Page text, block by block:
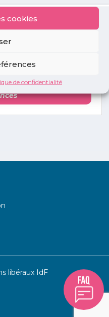
cookies
de confidentialité
libéraux IdF